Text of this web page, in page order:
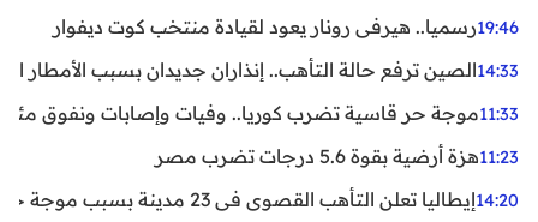
19:46رسميا.. هيرفي رونار يعود لقيادة منتخب كوت ديفوار
14:33الصين ترفع حالة التأهب.. إنذاران جديدان بسبب الأمطار
11:33موجة حر قاسية تضرب كوريا.. وفيات وإصابات ونفوق مئات
11:23هزة أرضية بقوة 5.6 درجات تضرب مصر
14:20إيطاليا تعلن التأهب القصوى في 23 مدينة بسبب موجة حر شديدة